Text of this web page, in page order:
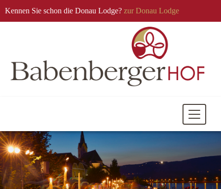
Kennen Sie schon die Donau Lodge? zur Donau Lodge
Mobile